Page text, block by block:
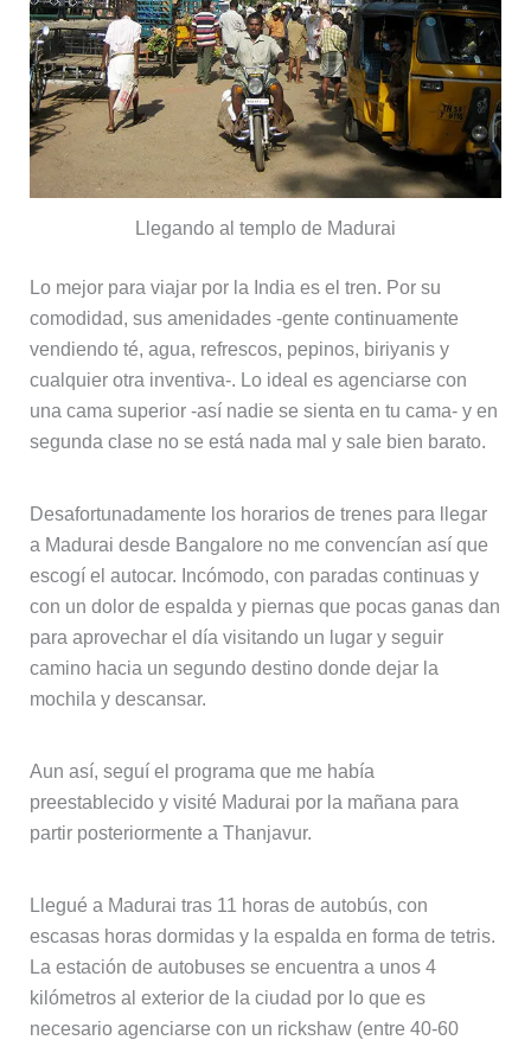
Llegando al templo de Madurai
Lo mejor para viajar por la India es el tren. Por su
comodidad, sus amenidades -gente continuamente
vendiendo té, agua, refrescos, pepinos, biriyanis y
cualquier otra inventiva-. Lo ideal es agenciarse con
una cama superior -así nadie se sienta en tu cama- y en
segunda clase no se está nada mal y sale bien barato.
Desafortunadamente los horarios de trenes para llegar
a Madurai desde Bangalore no me convencían así que
escogí el autocar. Incómodo, con paradas continuas y
con un dolor de espalda y piernas que pocas ganas dan
para aprovechar el día visitando un lugar y seguir
camino hacia un segundo destino donde dejar la
mochila y descansar.
Aun así, seguí el programa que me había
preestablecido y visité Madurai por la mañana para
partir posteriormente a Thanjavur.
Llegué a Madurai tras 11 horas de autobús, con
escasas horas dormidas y la espalda en forma de tetris.
La estación de autobuses se encuentra a unos 4
kilómetros al exterior de la ciudad por lo que es
necesario agenciarse con un rickshaw (entre 40-60